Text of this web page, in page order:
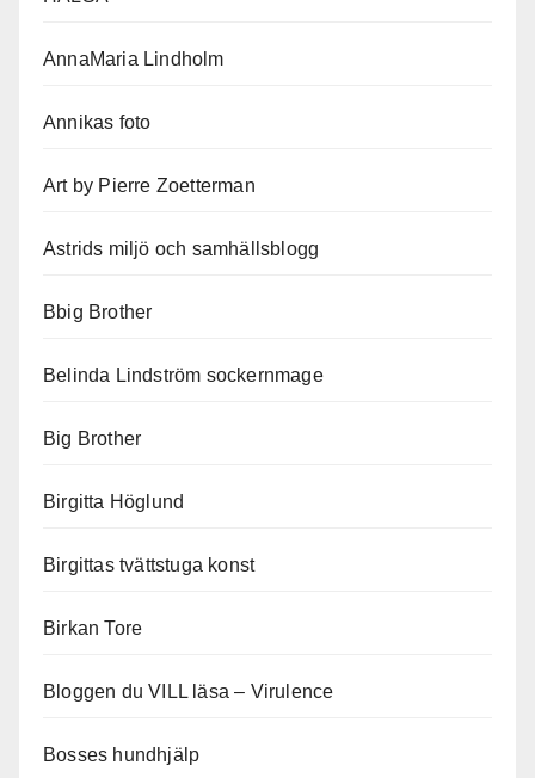
AnnaMaria Lindholm
Annikas foto
Art by Pierre Zoetterman
Astrids miljö och samhällsblogg
Bbig Brother
Belinda Lindström sockernmage
Big Brother
Birgitta Höglund
Birgittas tvättstuga konst
Birkan Tore
Bloggen du VILL läsa – Virulence
Bosses hundhjälp